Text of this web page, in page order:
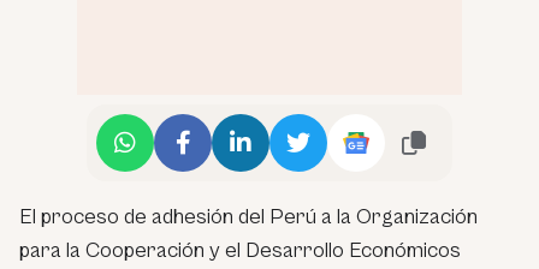
El proceso de adhesión del Perú a la Organización
para la Cooperación y el Desarrollo Económicos